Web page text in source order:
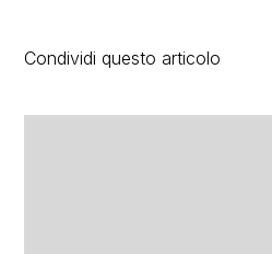
Condividi questo articolo